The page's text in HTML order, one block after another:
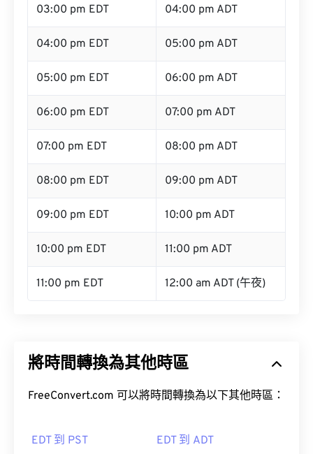
03:00 pm EDT 04:00 pm ADT
04:00 pm EDT 05:00 pm ADT
05:00 pm EDT 06:00 pm ADT
06:00 pm EDT 07:00 pm ADT
07:00 pm EDT 08:00 pm ADT
08:00 pm EDT 09:00 pm ADT
09:00 pm EDT 10:00 pm ADT
10:00 pm EDT 11:00 pm ADT
11:00 pm EDT 12:00 am ADT (午夜)
將時間轉換為其他時區
FreeConvert.com 可以將時間轉換為以下其他時區：
EDT 到 PST EDT 到 ADT